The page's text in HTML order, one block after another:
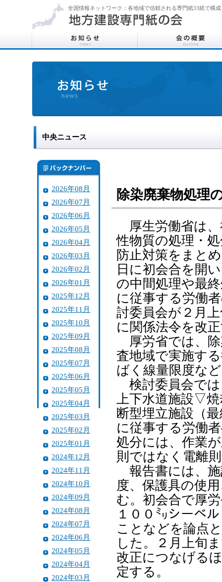
全国情報ネットワーク：各地域で信頼される専門紙33紙で構成
中央ニュース
2026年08月
2026年07月
2026年06月
2026年05月
2026年04月
2026年03月
2026年02月
2026年01月
2025年12月
2025年11月
2025年10月
2025年09月
2025年08月
2025年07月
2025年06月
2025年05月
2025年04月
2025年03月
2025年02月
2025年01月
2024年12月
2024年11月
2024年10月
2024年09月
2024年08月
2024年07月
2024年06月
2024年05月
2024年04月
2024年03月
除染廃棄物処理
厚生労働省は、
性物質の処理・
防止対策をまと
日に初会合を開
の中間処理や最
に従事する労働
討委員会が２月
に関係法令を改
厚労省では、除
査地域で実施す
ばく線量限度な
検討委員会で
上下水道施設▽
断型埋立施設（
に従事する労働
処分には、作業
則ではなく電離
報告書には、施
度、保護具の使
む。初会合で厚
１００㍉シーベ
ことなどを論点
した。２月上旬
改正につなげる
定する。